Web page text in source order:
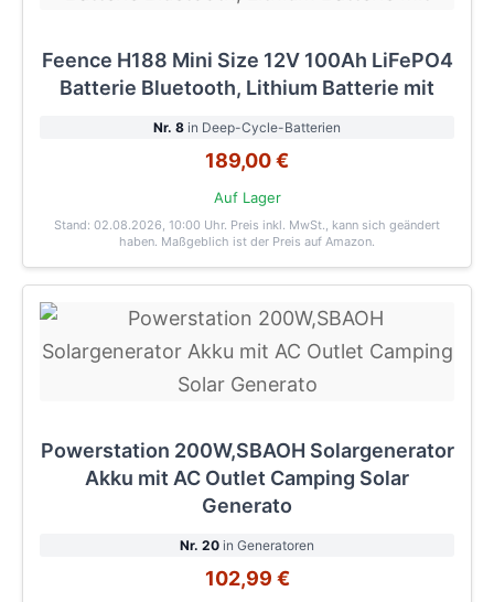
Feence H188 Mini Size 12V 100Ah LiFePO4
Batterie Bluetooth, Lithium Batterie mit
Nr. 8 in Deep-Cycle-Batterien
189,00 €
Auf Lager
Stand: 02.08.2026, 10:00 Uhr. Preis inkl. MwSt., kann sich geändert
haben. Maßgeblich ist der Preis auf Amazon.
Powerstation 200W,SBAOH Solargenerator
Akku mit AC Outlet Camping Solar
Generato
Nr. 20 in Generatoren
102,99 €